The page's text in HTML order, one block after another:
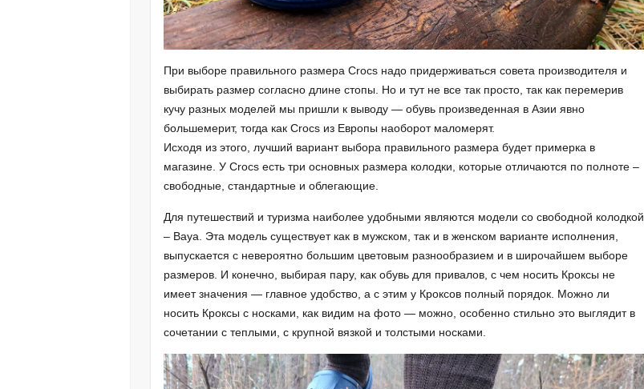
При выборе правильного размера Crocs надо придерживаться совета производителя и
выбирать размер согласно длине стопы. Но и тут не все так просто, так как перемерив
кучу разных моделей мы пришли к выводу — обувь произведенная в Азии явно
большемерит, тогда как Crocs из Европы наоборот маломерят.
Исходя из этого, лучший вариант выбора правильного размера будет примерка в
магазине. У Crocs есть три основных размера колодки, которые отличаются по полноте –
свободные, стандартные и облегающие.
Для путешествий и туризма наиболее удобными являются модели со свободной колодкой
– Baya. Эта модель существует как в мужском, так и в женском варианте исполнения,
выпускается с невероятно большим цветовым разнообразием и в широчайшем выборе
размеров. И конечно, выбирая пару, как обувь для привалов, с чем носить Кроксы не
имеет значения — главное удобство, а с этим у Кроксов полный порядок. Можно ли
носить Кроксы с носками, как видим на фото — можно, особенно стильно это выглядит в
сочетании с теплыми, с крупной вязкой и толстыми носками.